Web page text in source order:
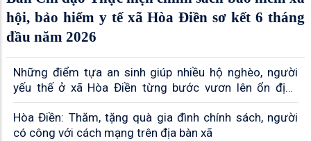
hội, bảo hiểm y tế xã Hòa Điền sơ kết 6 tháng
đầu năm 2026
Những điểm tựa an sinh giúp nhiều hộ nghèo, người
yếu thế ở xã Hòa Điền từng bước vươn lên ổn định
cuộc sống
Hòa Điền: Thăm, tặng quà gia đình chính sách, người
có công với cách mạng trên địa bàn xã